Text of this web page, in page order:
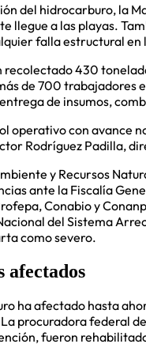
del hidrocarburo, la
llegue a las playas.
falla estructural
recolectado 430
de 700 trabajadores
de insumos,
operativo con avance
Rodríguez Padilla,
y Recursos
ante la Fiscalía
Conabio y
del Sistema
como severo.
afectados
ha afectado hasta
procuradora federal
fueron